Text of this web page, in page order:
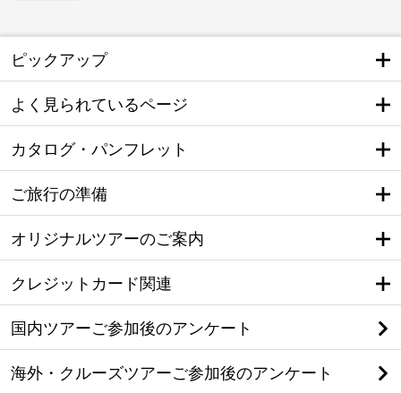
ピックアップ
よく見られているページ
カタログ・パンフレット
ご旅行の準備
オリジナルツアーのご案内
クレジットカード関連
国内ツアーご参加後のアンケート
海外・クルーズツアーご参加後のアンケート